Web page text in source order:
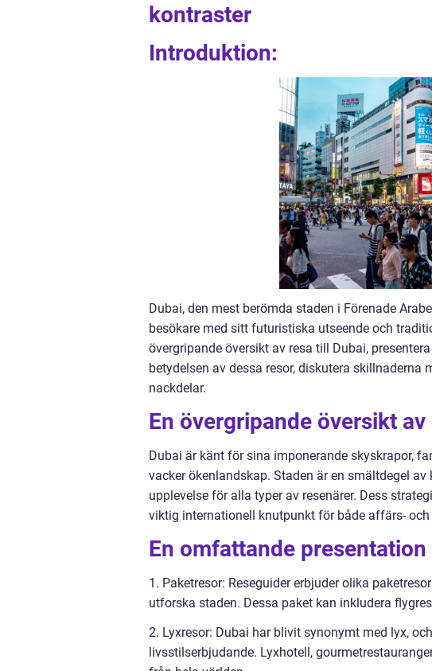
kontraster
Introduktion:
Dubai, den mest berömda staden i Förenade
besökare med sitt futuristiska utseende och
övergripande översikt av resa till Dubai,
betydelsen av dessa resor, diskutera
nackdelar.
En övergripande översikt av
Dubai är känt för sina imponerande skyskrapor,
vacker ökenlandskap. Staden är en smältdegel
upplevelse för alla typer av resenärer. Dess
viktig internationell knutpunkt för både affärs- och
En omfattande presentation
1. Paketresor: Reseguider erbjuder olika
utforska staden. Dessa paket kan inkludera
2. Lyxresor: Dubai har blivit synonymt med lyx,
livsstilserbjudande. Lyxhotell,